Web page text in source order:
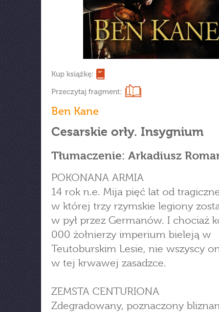
Kup książkę:
Przeczytaj fragment:
Ben Kane
Cesarskie orły. Insygnium
Tłumaczenie: Arkadiusz
POKONANA ARMIA
14 rok n.e. Mija pięć lat od
w której trzy rzymskie legiony
w pył przez Germanów. I chociaż
000 żołnierzy imperium bieleją w
Teutoburskim Lesie, nie wszyscy
w tej krwawej zasadzce.
ZEMSTA CENTURIONA
Zdegradowany, poznaczony